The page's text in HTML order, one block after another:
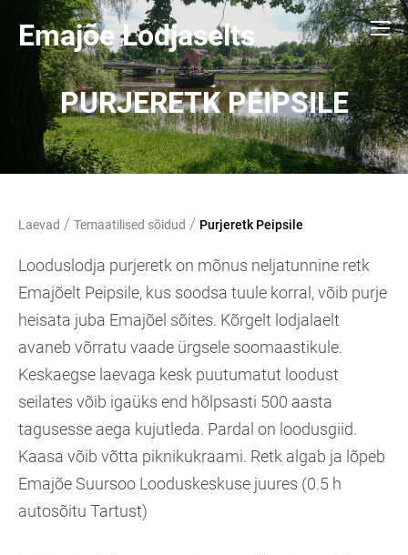
Emajõe Lodjaselts
PURJERETK PEIPSILE
Laevad / Temaatilised sõidud / Purjeretk Peipsile
Looduslodja purjeretk on mõnus neljatunnine retk
Emajõelt Peipsile, kus soodsa tuule korral, võib purje
heisata juba Emajõel sõites. Kõrgelt lodjalaelt
avaneb võrratu vaade ürgsele soomaastikule.
Keskaegse laevaga kesk puutumatut loodust
seilates võib igaüks end hõlpsasti 500 aasta
tagusesse aega kujutleda. Pardal on loodusgiid.
Kaasa võib võtta piknikukraami. Retk algab ja lõpeb
Emajõe Suursoo Looduskeskuse juures (0.5 h
autosõitu Tartust)